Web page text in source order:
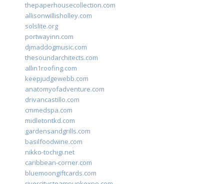
thepaperhousecollection.com
allisonwillisholley.com
solslite.org
portwayinn.com
djmaddogmusic.com
thesoundarchitects.com
allin1roofing.com
keepjudgewebb.com
anatomyofadventure.com
drivancastillo.com
cmmedspa.com
midletontkd.com
gardensandgrills.com
basilfoodwine.com
nikko-tochigi.net
caribbean-corner.com
bluemoongiftcards.com